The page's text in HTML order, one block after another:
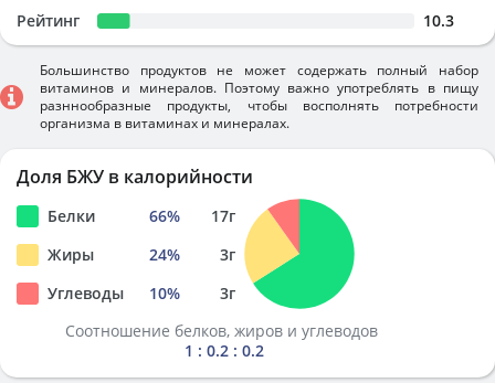
Рейтинг 10.3
Большинство продуктов не может содержать полный набор
витаминов и минералов. Поэтому важно употреблять в пищу
разннообразные продукты, чтобы восполнять потребности
организма в витаминах и минералах.
Доля БЖУ в калорийности
Белки 66% 17г
Жиры
24% 3г
Углеводы
10% 3г
Соотношение белков, жиров и углеводов
1 : 0.2 : 0.2